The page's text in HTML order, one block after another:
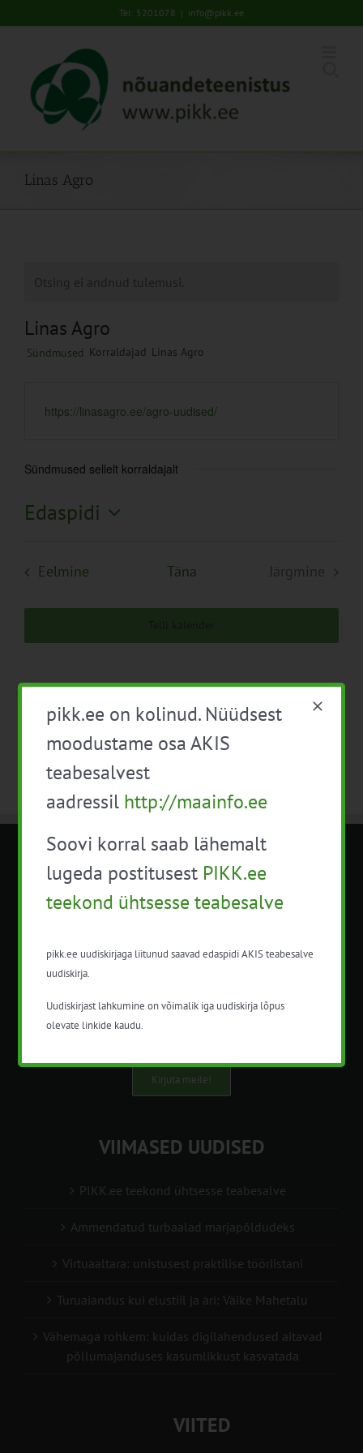
to
Tel: 5201078 | info@pikk.ee
Linas Agro
Otsing ei andnud tulemusi.
Linas Agro
Sündmused Korraldajad Linas Agro
https://linasagro.ee/agro-uudised/
Sündmused sellelt korraldajalt
Edaspidi
EelmineSündmused Täna
Järgmine
METK NÕUANDETEENISTUS
Nõuandeteenistuse nimetuse alt
nõustamisteenuseid.
info@pikk.ee
Kirjuta meile!
VIIMASED UUDISED
PIKK.ee teekond ühtsesse teabesalve
Ammendatud turbaalad marjapõldudeks
Virtuaaltara: unistusest praktilise tööriistani
Turuaiandus kui elustiil ja äri: Väike Mahetalu
Vähemaga rohkem: kuidas digilahendused aitavad
põllumajanduses kasumlikkust kasvatada
VIITED
pikk.ee on kolinud. Nüüdsest
moodustame osa AKIS
teabesalvest
aadressil http://maainfo.ee
Soovi korral saab lähemalt
lugeda postitusest PIKK.ee
teekond ühtsesse teabesalve
pikk.ee uudiskirjaga liitunud saavad edaspidi AKIS teabesalve
uudiskirja.
Uudiskirjast lahkumine on võimalik iga uudiskirja lõpus
olevate linkide kaudu.